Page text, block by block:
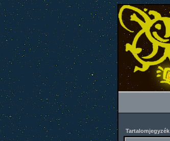
Tartalomjegyzék